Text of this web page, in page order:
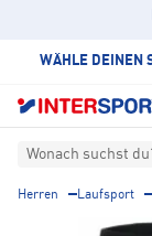
WÄHLE DEINEN
Wonach suchst
Herren Laufsport